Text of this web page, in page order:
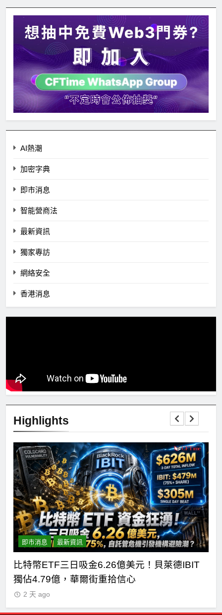
AI熱潮
加密字典
即市消息
智能營商法
最新資訊
獨家專訪
網絡安全
香港消息
Highlights
即市消息 最新資訊
比特幣ETF三日吸金6.26億美元！貝萊德IBIT
獨佔4.79億，華爾街重拾信心
2 天 ago